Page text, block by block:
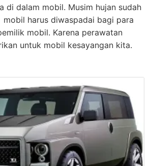
di dalam mobil. Musim hujan sudah
harus diwaspadai bagi para
mobil. Karena perawatan
untuk mobil kesayangan kita.